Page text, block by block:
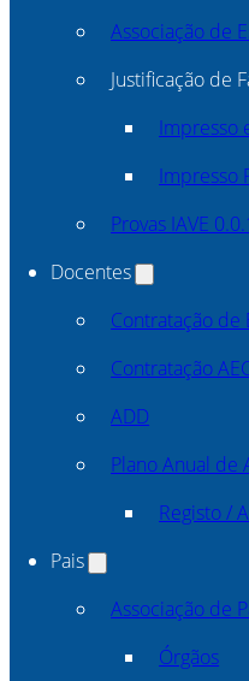
Associação de
Justificação de
Impresso
Impresso
Provas IAVE
Docentes
Contratação de
Contratação
ADD
Plano Anual de
Registo /
Pais
Associação de
Órgãos